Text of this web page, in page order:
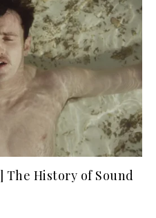
The History of Sound